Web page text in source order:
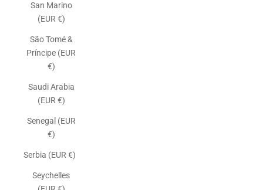
San Marino
(EUR €)
São Tomé &
Príncipe (EUR
€)
Saudi Arabia
(EUR €)
Senegal (EUR
€)
Serbia (EUR €)
Seychelles